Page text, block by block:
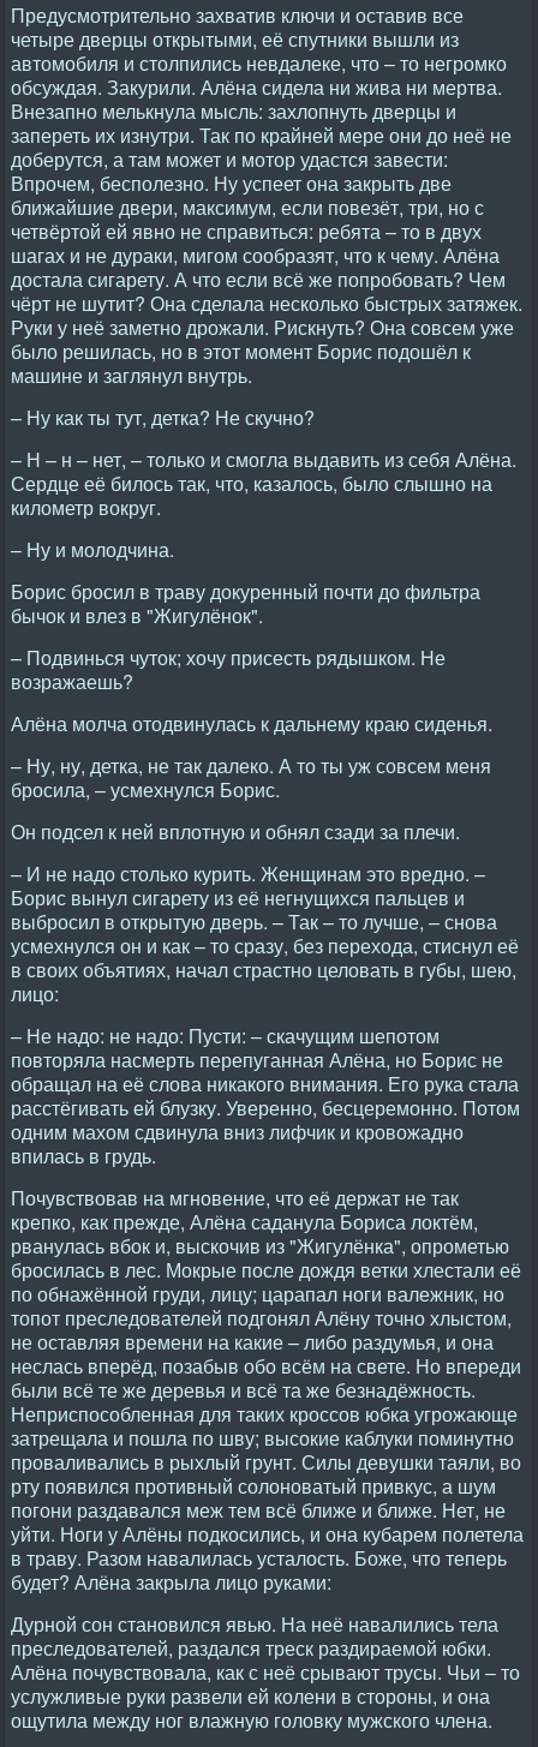
Предусмотрительно захватив ключи и оставив все
четыре дверцы открытыми, её спутники вышли из
автомобиля и столпились невдалеке, что – то негромко
обсуждая. Закурили. Алёна сидела ни жива ни мертва.
Внезапно мелькнула мысль: захлопнуть дверцы и
запереть их изнутри. Так по крайней мере они до неё не
доберутся, а там может и мотор удастся завести:
Впрочем, бесполезно. Ну успеет она закрыть две
ближайшие двери, максимум, если повезёт, три, но с
четвёртой ей явно не справиться: ребята – то в двух
шагах и не дураки, мигом сообразят, что к чему. Алёна
достала сигарету. А что если всё же попробовать? Чем
чёрт не шутит? Она сделала несколько быстрых затяжек.
Руки у неё заметно дрожали. Рискнуть? Она совсем уже
было решилась, но в этот момент Борис подошёл к
машине и заглянул внутрь.
– Ну как ты тут, детка? Не скучно?
– Н – н – нет, – только и смогла выдавить из себя Алёна.
Сердце её билось так, что, казалось, было слышно на
километр вокруг.
– Ну и молодчина.
Борис бросил в траву докуренный почти до фильтра
бычок и влез в "Жигулёнок".
– Подвинься чуток; хочу присесть рядышком. Не
возражаешь?
Алёна молча отодвинулась к дальнему краю сиденья.
– Ну, ну, детка, не так далеко. А то ты уж совсем меня
бросила, – усмехнулся Борис.
Он подсел к ней вплотную и обнял сзади за плечи.
– И не надо столько курить. Женщинам это вредно. –
Борис вынул сигарету из её негнущихся пальцев и
выбросил в открытую дверь. – Так – то лучше, – снова
усмехнулся он и как – то сразу, без перехода, стиснул её
в своих объятиях, начал страстно целовать в губы, шею,
лицо:
– Не надо: не надо: Пусти: – скачущим шепотом
повторяла насмерть перепуганная Алёна, но Борис не
обращал на её слова никакого внимания. Его рука стала
расстёгивать ей блузку. Уверенно, бесцеремонно. Потом
одним махом сдвинула вниз лифчик и кровожадно
впилась в грудь.
Почувствовав на мгновение, что её держат не так
крепко, как прежде, Алёна саданула Бориса локтём,
рванулась вбок и, выскочив из "Жигулёнка", опрометью
бросилась в лес. Мокрые после дождя ветки хлестали её
по обнажённой груди, лицу; царапал ноги валежник, но
топот преследователей подгонял Алёну точно хлыстом,
не оставляя времени на какие – либо раздумья, и она
неслась вперёд, позабыв обо всём на свете. Но впереди
были всё те же деревья и всё та же безнадёжность.
Неприспособленная для таких кроссов юбка угрожающе
затрещала и пошла по шву; высокие каблуки поминутно
проваливались в рыхлый грунт. Силы девушки таяли, во
рту появился противный солоноватый привкус, а шум
погони раздавался меж тем всё ближе и ближе. Нет, не
уйти. Ноги у Алёны подкосились, и она кубарем полетела
в траву. Разом навалилась усталость. Боже, что теперь
будет? Алёна закрыла лицо руками:
Дурной сон становился явью. На неё навалились тела
преследователей, раздался треск раздираемой юбки.
Алёна почувствовала, как с неё срывают трусы. Чьи – то
услужливые руки развели ей колени в стороны, и она
ощутила между ног влажную головку мужского члена.